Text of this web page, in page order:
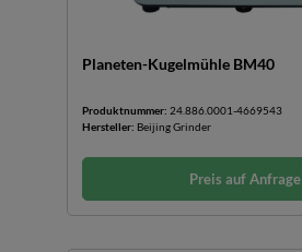
Planeten-Kugelmühle BM40
Produktnummer: 24.886.0001-4669543
Hersteller: Beijing Grinder
Preis auf Anfrage